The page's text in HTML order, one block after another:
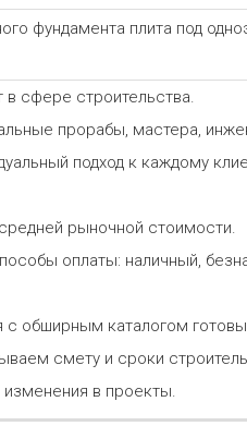
сфере строительства.
прорабы, мастера,
подход к каждому
рыночной стоимости.
оплаты: наличный,
с обширным каталогом
смету и сроки
в проекты.